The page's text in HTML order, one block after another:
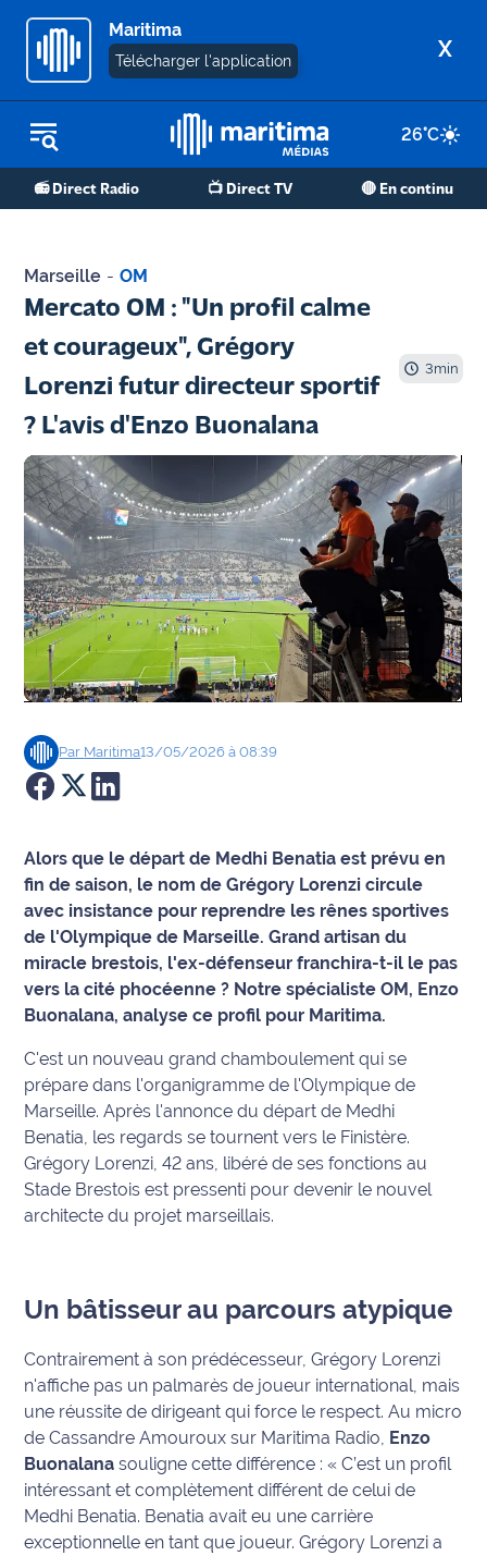
Maritima
Télécharger l'application X
26°C
📻 Direct Radio 📺 Direct TV 🔴 En continu
REPLAY RADIO
REPLAY TV
Martigues
de Berre
Marseille
- Aix
OM
Agenda
Faits
divers
Sports
Société
Culture
Éducation
Emploi
Environnement
Info
Justice
Loisirs
Météo
Transport
National
International
Défense
Marseille - OM
Mercato OM : "Un profil calme
et courageux", Grégory
Lorenzi futur directeur sportif
? L'avis d'Enzo Buonalana
3min
Par Maritima13/05/2026 à 08:39
Alors que le départ de Medhi Benatia est prévu en
fin de saison, le nom de Grégory Lorenzi circule
avec insistance pour reprendre les rênes sportives
de l'Olympique de Marseille. Grand artisan du
miracle brestois, l'ex-défenseur franchira-t-il le pas
vers la cité phocéenne ? Notre spécialiste OM, Enzo
Buonalana, analyse ce profil pour Maritima.
C'est un nouveau grand chamboulement qui se
prépare dans l'organigramme de l'Olympique de
Marseille. Après l'annonce du départ de Medhi
Benatia, les regards se tournent vers le Finistère.
Grégory Lorenzi, 42 ans, libéré de ses fonctions au
Stade Brestois est pressenti pour devenir le nouvel
architecte du projet marseillais.
Un bâtisseur au parcours atypique
Contrairement à son prédécesseur, Grégory Lorenzi
n'affiche pas un palmarès de joueur international, mais
une réussite de dirigeant qui force le respect. Au micro
de Cassandre Amouroux sur Maritima Radio, Enzo
Buonalana souligne cette différence :« C’est un profil
intéressant et complètement différent de celui de
Medhi Benatia. Benatia avait eu une carrière
exceptionnelle en tant que joueur. Grégory Lorenzi a